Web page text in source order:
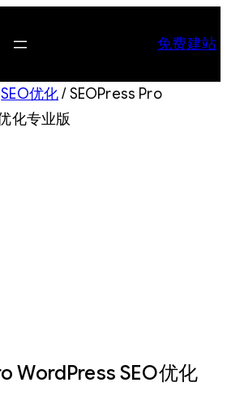
免费建站
SEO优化/ SEOPress Pro
化专业版
WordPress SEO优化